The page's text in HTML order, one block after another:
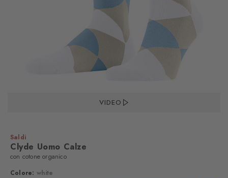
VIDEO
Saldi
Clyde Uomo Calze
con cotone organico
Colore: white